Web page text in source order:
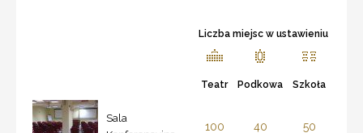
Liczba miejsc w ustawieniu
Teatr Podkowa Szkoła
Sala
100 40 50